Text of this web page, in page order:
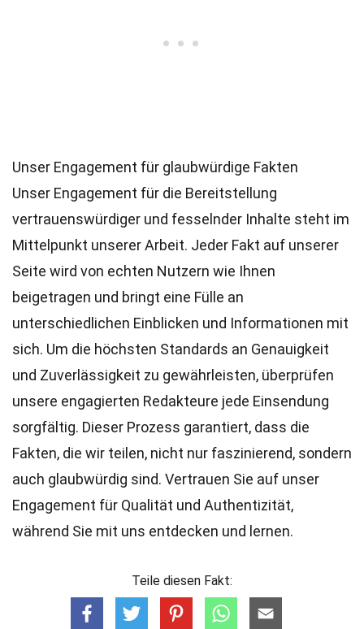
Unser Engagement für glaubwürdige Fakten
Unser Engagement für die Bereitstellung
vertrauenswürdiger und fesselnder Inhalte steht im
Mittelpunkt unserer Arbeit. Jeder Fakt auf unserer
Seite wird von echten Nutzern wie Ihnen
beigetragen und bringt eine Fülle an
unterschiedlichen Einblicken und Informationen mit
sich. Um die höchsten Standards an Genauigkeit
und Zuverlässigkeit zu gewährleisten, überprüfen
unsere engagierten Redakteure jede Einsendung
sorgfältig. Dieser Prozess garantiert, dass die
Fakten, die wir teilen, nicht nur faszinierend, sondern
auch glaubwürdig sind. Vertrauen Sie auf unser
Engagement für Qualität und Authentizität,
während Sie mit uns entdecken und lernen.
Teile diesen Fakt: